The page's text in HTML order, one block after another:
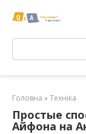
Поиск:
Головна »Техніка
Простые
Айфона на